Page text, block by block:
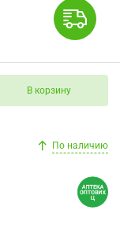
В корзину
По наличию